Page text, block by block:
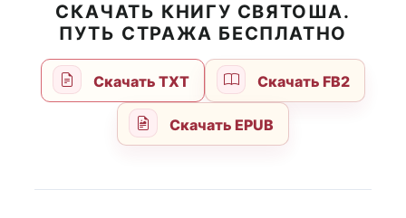
СКАЧАТЬ КНИГУ СВЯТОША.
ПУТЬ СТРАЖА БЕСПЛАТНО
Скачать TXT Скачать FB2
Скачать EPUB